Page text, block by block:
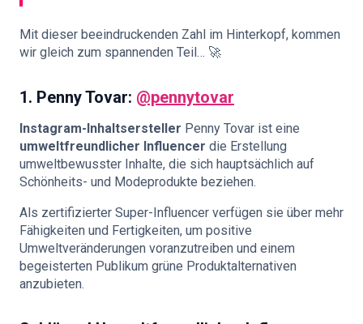
Mit dieser beeindruckenden Zahl im Hinterkopf, kommen
wir gleich zum spannenden Teil… 🚀
1. Penny Tovar: @pennytovar
Instagram-Inhaltsersteller Penny Tovar ist eine
umweltfreundlicher Influencer die Erstellung
umweltbewusster Inhalte, die sich hauptsächlich auf
Schönheits- und Modeprodukte beziehen.
Als zertifizierter Super-Influencer verfügen sie über mehr
Fähigkeiten und Fertigkeiten, um positive
Umweltveränderungen voranzutreiben und einem
begeisterten Publikum grüne Produktalternativen
anzubieten.